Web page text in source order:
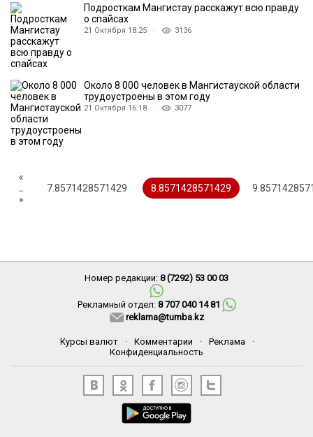
Подросткам Мангистау расскажут всю правду
о спайсах
21 Октября 18:25 · 3136
Около 8 000 человек в Мангистауской области
трудоустроены в этом году
21 Октября 16:18 · 3077
«
..
7.8571428571429 8.8571428571429
»
Номер редакции: 8 (7292) 53 00 03
Рекламный отдел: 8 707 040 14 81
reklama@tumba.kz
Курсы валют · Комментарии · Реклама
·
Конфиденциальность